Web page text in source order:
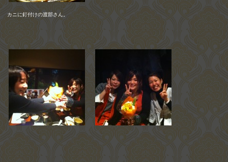
カニに釘付けの渡部さん。